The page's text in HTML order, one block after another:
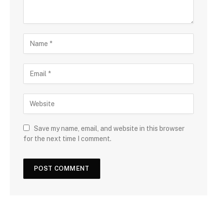
Save my name, email, and website in this browser
for the next time I comment.